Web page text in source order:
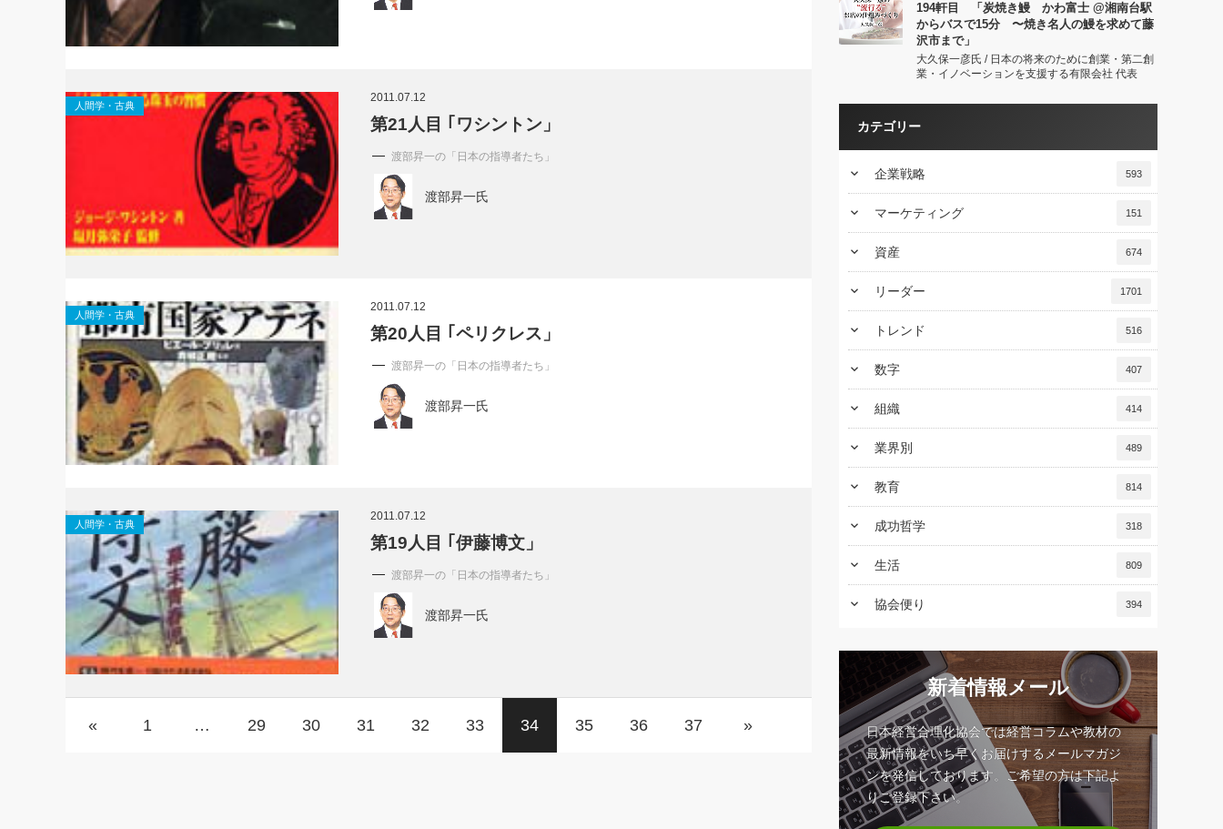
人間学・古典
2011.07.12
第21人目 ｢ワシントン」
渡部昇一の「日本の指導者たち」
渡部昇一氏
人間学・古典
2011.07.12
第20人目 ｢ペリクレス」
渡部昇一の「日本の指導者たち」
渡部昇一氏
人間学・古典
2011.07.12
第19人目 ｢伊藤博文」
渡部昇一の「日本の指導者たち」
渡部昇一氏
« 1 … 29 30 31 32 33 34 35 36 37 »
194軒目 「炭焼き鰻 かわ富士 @湘南台駅
からバスで15分 〜焼き名人の鰻を求めて藤
沢市まで」
大久保一彦氏 / 日本の将来のために創業・第二創
業・イノベーションを支援する有限会社 代表
カテゴリー
keyboard_arrow_down 企業戦略 593
keyboard_arrow_down マーケティング 151
keyboard_arrow_down 資産 674
keyboard_arrow_down リーダー 1701
keyboard_arrow_down トレンド 516
keyboard_arrow_down 数字 407
keyboard_arrow_down 組織 414
keyboard_arrow_down 業界別 489
keyboard_arrow_down 教育 814
keyboard_arrow_down 成功哲学 318
keyboard_arrow_down 生活 809
keyboard_arrow_down 協会便り 394
新着情報メール
日本経営合理化協会では経営コラムや教材の
最新情報をいち早くお届けするメールマガジ
ンを発信しております。ご希望の方は下記よ
りご登録下さい。